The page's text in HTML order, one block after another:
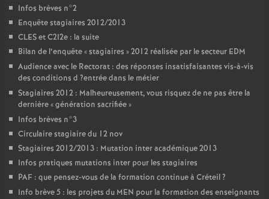
Infos brèves n°2
Enquête stagiaires 2012/2013
CLESet C2I2e : la suite
Bilan de l’enquête «stagiaires » 2012 réalisée par le secteur EDM
Audience avec le Rectorat : des réponses insatisfaisantes vis-à-vis
des conditions d ?entrée dans le métier
Stagiaires 2012 : Malheureusement, vous risquez de ne pas être la
dernière «génération sacrifiée»
Infos brèves n°3
Circulaire stagiaire du 12 nov
Stagiaires 2012/2013 : Mutation inter académique 2013
Infos pratiques mutations inter pour les stagiaires
PAF : que pensez-vous de la formation continue à Créteil?
Info brève 5 : les projets du MEN pour la formation des enseignants